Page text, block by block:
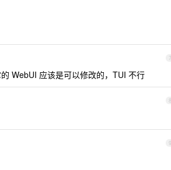
7
WebUI 应该是可以修改的，TUI 不行
8
9